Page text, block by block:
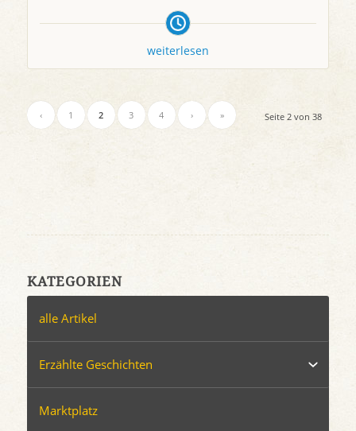
weiterlesen
Seite 2 von 38
‹ 1 2 3 4 › »
KATEGORIEN
alle Artikel
Erzählte Geschichten
Marktplatz